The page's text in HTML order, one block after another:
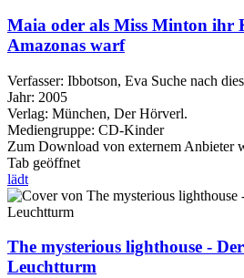
Maia oder als Miss Minton ihr
Amazonas warf
Verfasser: Ibbotson, Eva Suche nach
Jahr: 2005
Verlag: München, Der Hörverl.
Mediengruppe: CD-Kinder
Zum Download von externem Anbieter
Tab geöffnet
lädt
The mysterious lighthouse -
Leuchtturm